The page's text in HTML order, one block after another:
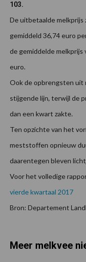
103.
De uitbetaalde melkprijs
gemiddeld 36,74 euro
de gemiddelde melkprijs
euro.
Ook de opbrengsten uit
stijgende lijn, terwijl de
dan een kwart zakte.
Ten opzichte van het
meststoffen opnieuw
daarentegen bleven
Voor het volledige
vierde kwartaal 2017
Bron: Departement
Meer melkvee